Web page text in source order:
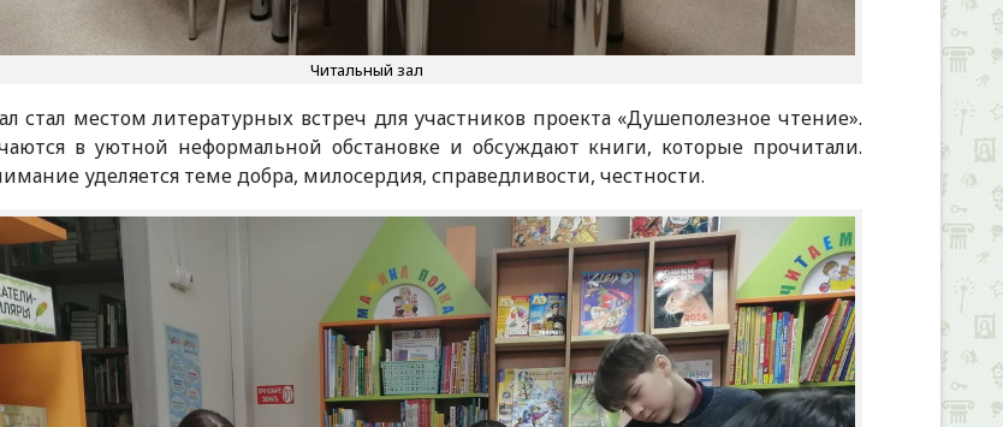
Читальный зал
стал местом литературных встреч для участников проекта «Душеполезное чтение».
в уютной неформальной обстановке и обсуждают книги, которые прочитали.
уделяется теме добра, милосердия, справедливости, честности.